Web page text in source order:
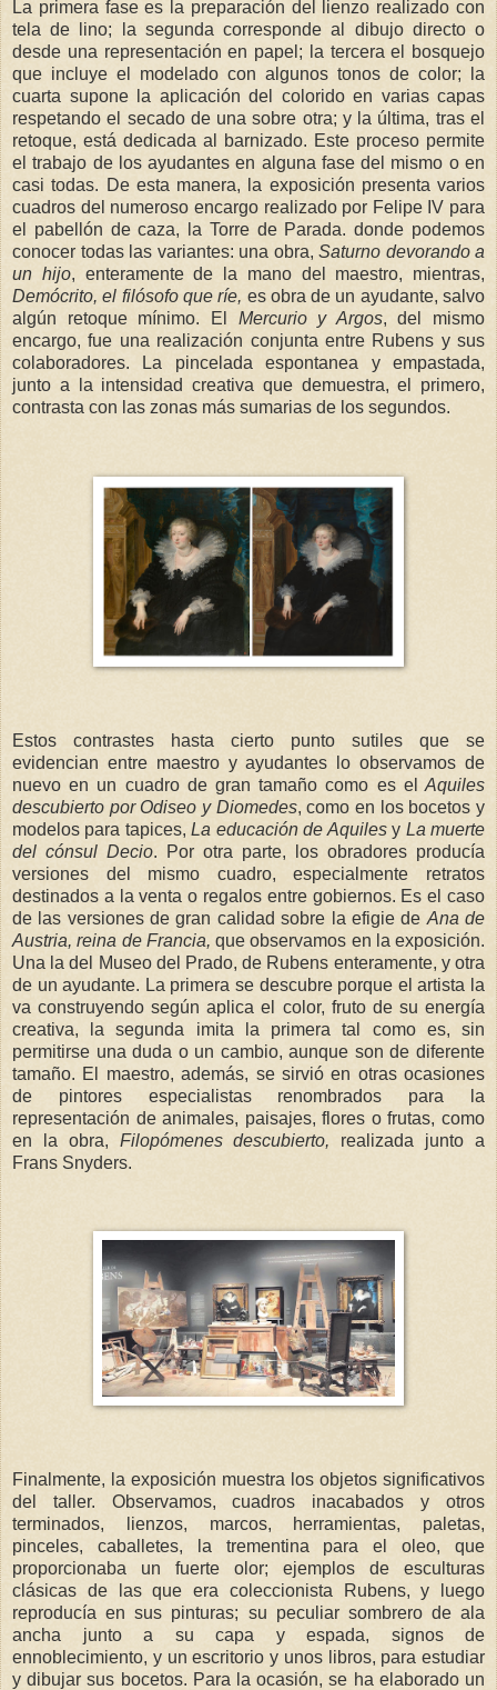
La primera fase es la preparación del lienzo realizado con
tela de lino; la segunda corresponde al dibujo directo o
desde una representación en papel; la tercera el bosquejo
que incluye el modelado con algunos tonos de color; la
cuarta supone la aplicación del colorido en varias capas
respetando el secado de una sobre otra; y la última, tras el
retoque, está dedicada al barnizado. Este proceso permite
el trabajo de los ayudantes en alguna fase del mismo o en
casi todas. De esta manera, la exposición presenta varios
cuadros del numeroso encargo realizado por Felipe IV para
el pabellón de caza, la Torre de Parada. donde podemos
conocer todas las variantes: una obra, Saturno devorando a
un hijo, enteramente de la mano del maestro, mientras,
Demócrito, el filósofo que ríe, es obra de un ayudante, salvo
algún retoque mínimo. El Mercurio y Argos, del mismo
encargo, fue una realización conjunta entre Rubens y sus
colaboradores. La pincelada espontanea y empastada,
junto a la intensidad creativa que demuestra, el primero,
contrasta con las zonas más sumarias de los segundos.
Estos contrastes hasta cierto punto sutiles que se
evidencian entre maestro y ayudantes lo observamos de
nuevo en un cuadro de gran tamaño como es el Aquiles
descubierto por Odiseo y Diomedes, como en los bocetos y
modelos para tapices,La educación de Aquilesy La muerte
del cónsul Decio. Por otra parte, los obradores producía
versiones del mismo cuadro, especialmente retratos
destinados a la venta o regalos entre gobiernos. Es el caso
de las versiones de gran calidad sobre la efigie de Ana de
Austria, reina de Francia, que observamos en la exposición.
Una la del Museo del Prado, de Rubens enteramente, y otra
de un ayudante. La primera se descubre porque el artista la
va construyendo según aplica el color, fruto de su energía
creativa, la segunda imita la primera tal como es, sin
permitirse una duda o un cambio, aunque son de diferente
tamaño. El maestro, además, se sirvió en otras ocasiones
de pintores especialistas renombrados para la
representación de animales, paisajes, flores o frutas, como
en la obra, Filopómenes descubierto, realizada junto a
Frans Snyders.
Finalmente, la exposición muestra los objetos significativos
del taller. Observamos, cuadros inacabados y otros
terminados, lienzos, marcos, herramientas, paletas,
pinceles, caballetes, la trementina para el oleo, que
proporcionaba un fuerte olor; ejemplos de esculturas
clásicas de las que era coleccionista Rubens, y luego
reproducía en sus pinturas; su peculiar sombrero de ala
ancha junto a su capa y espada, signos de
ennoblecimiento, y un escritorio y unos libros, para estudiar
y dibujar sus bocetos. Para la ocasión, se ha elaborado un